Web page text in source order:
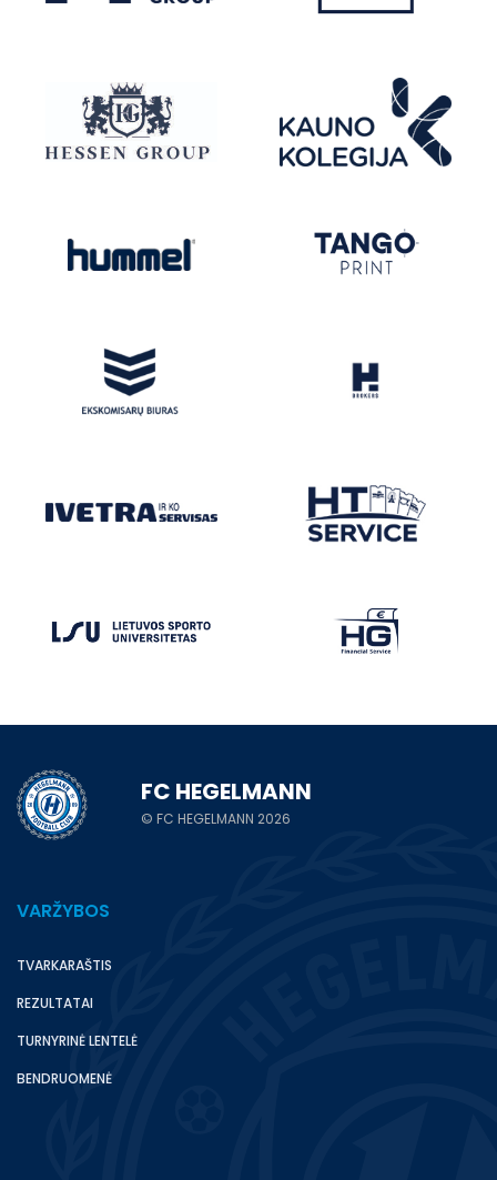
FC HEGELMANN
© FC HEGELMANN 2026
VARŽYBOS
TVARKARAŠTIS
REZULTATAI
TURNYRINĖ LENTELĖ
BENDRUOMENĖ